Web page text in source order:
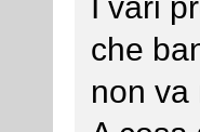
che
non va